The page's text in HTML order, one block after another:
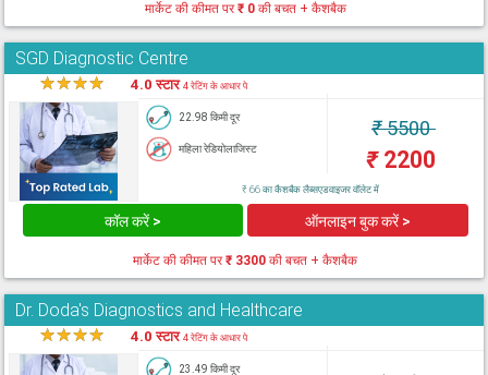
मार्केट की कीमत पर₹ 0की बचत + कैशबैक
SGD Diagnostic Centre
★★★★ 4.0 स्टार4 रेटिंग के आधार पे
22.98 किमी दूर
महिला रेडियोलाजिस्ट
₹5500
₹2200
₹ 66 का कैशबैक लैब्सएडवाइजर वॉलेट में
कॉल करें > ऑनलाइन बुक करें >
मार्केट की कीमत पर₹ 3300 की बचत + कैशबैक
Dr. Doda's Diagnostics and Healthcare
★★★★ 4.0 स्टार4 रेटिंग के आधार पे
23.49 किमी दूर